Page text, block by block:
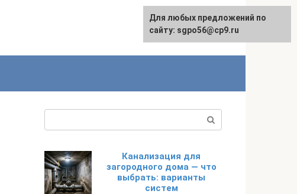
English
Канализация для
загородного дома — что
выбрать: варианты
систем
Для любых предложений по
сайту: sgpo56@cp9.ru